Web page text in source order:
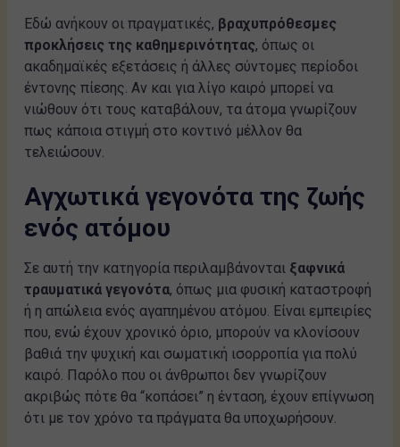
Εδώ ανήκουν οι πραγματικές, βραχυπρόθεσμες
προκλήσεις της καθημερινότητας, όπως οι
ακαδημαϊκές εξετάσεις ή άλλες σύντομες περίοδοι
έντονης πίεσης. Αν και για λίγο καιρό μπορεί να
νιώθουν ότι τους καταβάλουν, τα άτομα γνωρίζουν
πως κάποια στιγμή στο κοντινό μέλλον θα
τελειώσουν.
Αγχωτικά γεγονότα της ζωής
ενός ατόμου
Σε αυτή την κατηγορία περιλαμβάνονται ξαφνικά
τραυματικά γεγονότα, όπως μια φυσική καταστροφή
ή η απώλεια ενός αγαπημένου ατόμου. Είναι εμπειρίες
που, ενώ έχουν χρονικό όριο, μπορούν να κλονίσουν
βαθιά την ψυχική και σωματική ισορροπία για πολύ
καιρό. Παρόλο που οι άνθρωποι δεν γνωρίζουν
ακριβώς πότε θα “κοπάσει” η ένταση, έχουν επίγνωση
ότι με τον χρόνο τα πράγματα θα υποχωρήσουν.